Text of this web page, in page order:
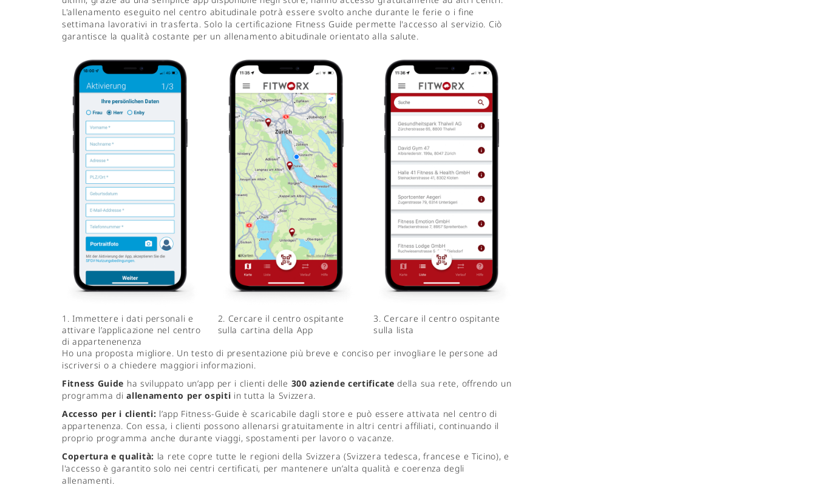
L'allenamento eseguito nel centro abitudinale potrà essere svolto anche durante le ferie o i fine
settimana lavorativi in trasferta. Solo la certificazione Fitness Guide permette l'accesso al servizio. Ciò
garantisce la qualità costante per un allenamento abitudinale orientato alla salute.
1. Immettere i dati personali e
attivare l’applicazione nel centro
di appartenenenza
2. Cercare il centro ospitante
sulla cartina della App
3. Cercare il centro ospitante
sulla lista
Ho una proposta migliore. Un testo di presentazione più breve e conciso per invogliare le persone ad
iscriversi o a chiedere maggiori informazioni.
Fitness Guide ha sviluppato un’app per i clienti delle 300 aziende certificate della sua rete, offrendo un
programma diallenamento per ospiti in tutta la Svizzera.
Accesso per i clienti: l’app Fitness-Guide è scaricabile dagli store e può essere attivata nel centro di
appartenenza. Con essa, i clienti possono allenarsi gratuitamente in altri centri affiliati, continuando il
proprio programma anche durante viaggi, spostamenti per lavoro o vacanze.
Copertura e qualità: la rete copre tutte le regioni della Svizzera (Svizzera tedesca, francese e Ticino), e
l'accesso è garantito solo nei centri certificati, per mantenere un’alta qualità e coerenza degli
allenamenti.